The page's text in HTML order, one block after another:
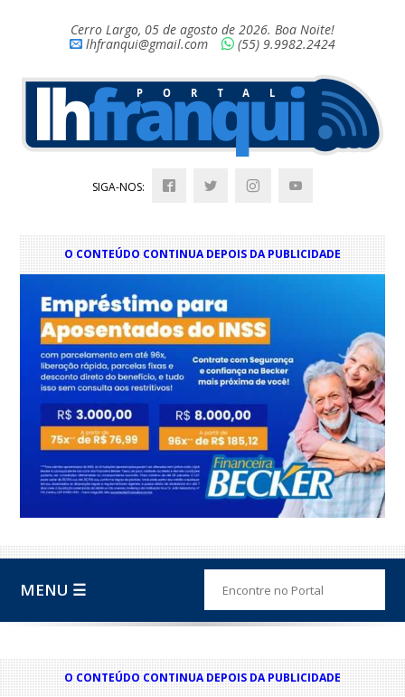
Cerro Largo, 05 de agosto de 2026. Boa Noite!
lhfranqui@gmail.com
(55) 9.9982.2424
SIGA-NOS:
O CONTEÚDO CONTINUA DEPOIS DA PUBLICIDADE
MENU ☰
O CONTEÚDO CONTINUA DEPOIS DA PUBLICIDADE